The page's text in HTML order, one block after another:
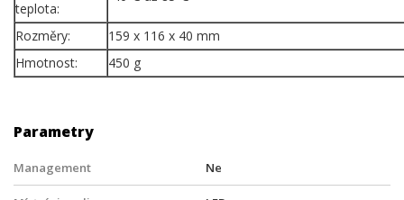
teplota:
Rozměry:
159 x 116 x 40 mm
Hmotnost:
450 g
Parametry
Management Ne